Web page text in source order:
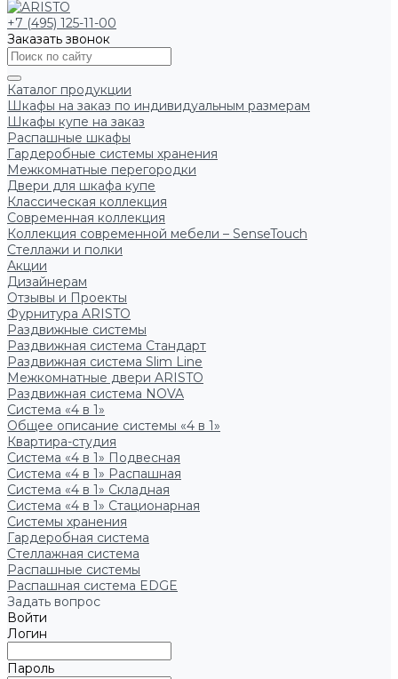
+7 (495) 125-11-00
Заказать звонок
Каталог продукции
Шкафы на заказ по индивидуальным размерам
Шкафы купе на заказ
Распашные шкафы
Гардеробные системы хранения
Межкомнатные перегородки
Двери для шкафа купе
Классическая коллекция
Современная коллекция
Коллекция современной мебели – SenseTouch
Стеллажи и полки
Акции
Дизайнерам
Отзывы и Проекты
Фурнитура ARISTO
Раздвижные системы
Раздвижная система Стандарт
Раздвижная система Slim Line
Межкомнатные двери ARISTO
Раздвижная система NOVA
Система «4 в 1»
Общее описание системы «4 в 1»
Квартира-студия
Система «4 в 1» Подвесная
Система «4 в 1» Распашная
Система «4 в 1» Складная
Система «4 в 1» Стационарная
Системы хранения
Гардеробная система
Стеллажная система
Распашные системы
Распашная система EDGE
Задать вопрос
Войти
Логин
Пароль